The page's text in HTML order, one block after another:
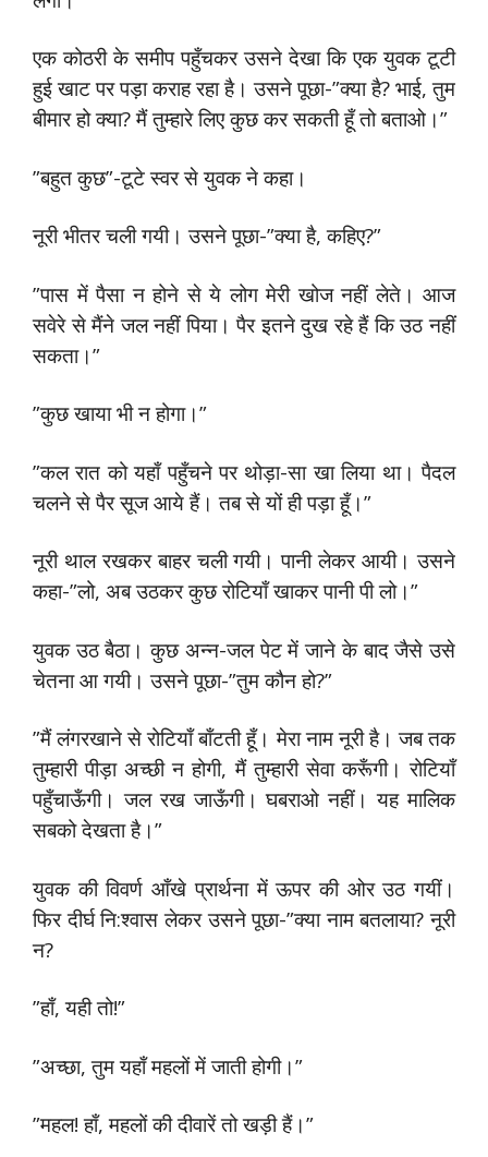
एक कोठरी के समीप पहुँचकर उसने देखा कि एक युवक टूटी
हुई खाट पर पड़ा कराह रहा है। उसने पूछा-”क्या है? भाई, तुम
बीमार हो क्या? मैं तुम्हारे लिए कुछ कर सकती हूँ तो बताओ।”
”बहुत कुछ”-टूटे स्वर से युवक ने कहा।
नूरी भीतर चली गयी। उसने पूछा-”क्या है, कहिए?”
”पास में पैसा न होने से ये लोग मेरी खोज नहीं लेते। आज
सवेरे से मैंने जल नहीं पिया। पैर इतने दुख रहे हैं कि उठ नहीं
सकता।”
”कुछ खाया भी न होगा।”
”कल रात को यहाँ पहुँचने पर थोड़ा-सा खा लिया था। पैदल
चलने से पैर सूज आये हैं। तब से यों ही पड़ा हूँ।”
नूरी थाल रखकर बाहर चली गयी। पानी लेकर आयी। उसने
कहा-”लो, अब उठकर कुछ रोटियाँ खाकर पानी पी लो।”
युवक उठ बैठा। कुछ अन्न-जल पेट में जाने के बाद जैसे उसे
चेतना आ गयी। उसने पूछा-”तुम कौन हो?”
”मैं लंगरखाने से रोटियाँ बाँटती हूँ। मेरा नाम नूरी है। जब तक
तुम्हारी पीड़ा अच्छी न होगी, मैं तुम्हारी सेवा करूँगी। रोटियाँ
पहुँचाऊँगी। जल रख जाऊँगी। घबराओ नहीं। यह मालिक
सबको देखता है।”
युवक की विवर्ण आँखे प्रार्थना में ऊपर की ओर उठ गयीं।
फिर दीर्घ नि:श्वास लेकर उसने पूछा-”क्या नाम बतलाया? नूरी
न?
”हाँ, यही तो!”
”अच्छा, तुम यहाँ महलों में जाती होगी।”
”महल! हाँ, महलों की दीवारें तो खड़ी हैं।”